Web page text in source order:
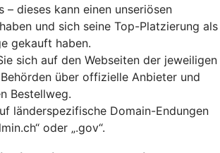
– dieses kann einen unseriösen
und sich seine Top-Platzierung als
gekauft haben.
sich auf den Webseiten der jeweiligen
über offizielle Anbieter und
Bestellweg.
länderspezifische Domain-Endungen
oder „.gov“.